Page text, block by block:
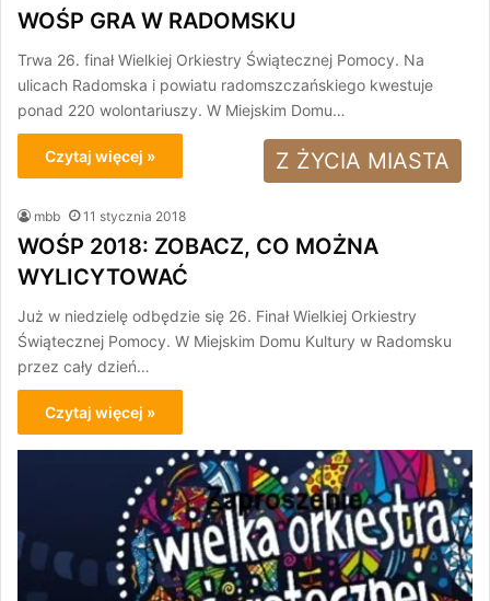
WOŚP GRA W RADOMSKU
Trwa 26. finał Wielkiej Orkiestry Świątecznej Pomocy. Na
ulicach Radomska i powiatu radomszczańskiego kwestuje
ponad 220 wolontariuszy. W Miejskim Domu…
Czytaj więcej » Z ŻYCIA MIASTA
mbb 11 stycznia 2018
WOŚP 2018: ZOBACZ, CO MOŻNA
WYLICYTOWAĆ
Już w niedzielę odbędzie się 26. Finał Wielkiej Orkiestry
Świątecznej Pomocy. W Miejskim Domu Kultury w Radomsku
przez cały dzień…
Czytaj więcej »